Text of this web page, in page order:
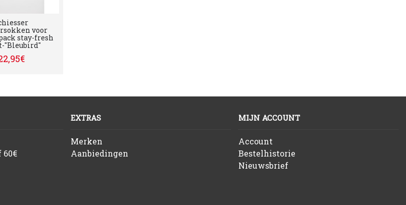
voor
stay-fresh
"Bleubird"
EXTRAS
Merken
Aanbiedingen
MIJN ACCOUNT
Account
Bestelhistorie
Nieuwsbrief